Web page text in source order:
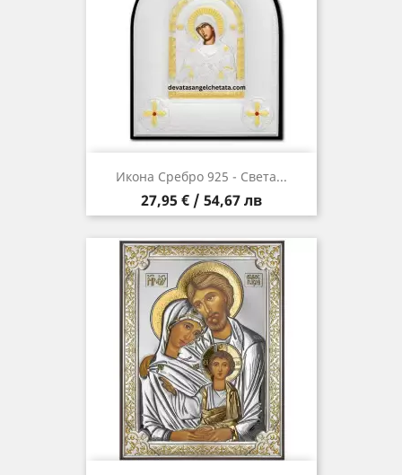
Икона Сребро 925 - Света...
Цена
27,95 € / 54,67 лв